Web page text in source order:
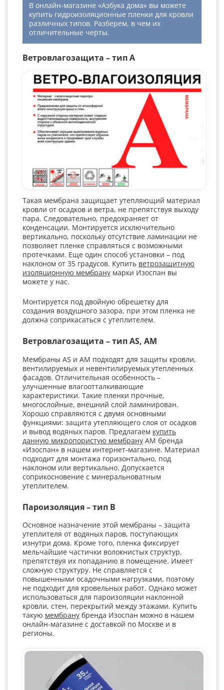
В онлайн-магазине «Азбука дома» вы можете
купить гидроизоляционные пленки для кровли
различных типов. Разберем, в чем их
отличительные черты.
Ветровлагозащита – тип A
Такая мембрана защищает утепляющий материал
кровли от осадков и ветра, не препятствуя выходу
пара. Следовательно, предохраняет от
конденсации. Монтируется исключительно
вертикально, поскольку отсутствие ламинации не
позволяет пленке справляться с возможными
протечками. Еще один способ установки – под
наклоном от 35 градусов. Купить ветрозащитную
изоляционную мембрану марки Изоспан вы
можете у нас.
Монтируется под двойную обрешетку для
создания воздушного зазора, при этом пленка не
должна соприкасаться с утеплителем.
Ветровлагозащита – тип AS, AM
Мембраны AS и AM подходят для защиты кровли,
вентилируемых и невентилируемых утепленных
фасадов. Отличительная особенность –
улучшенные влагоотталкивающие
характеристики. Такие пленки прочные,
многослойные, внешний слой ламинирован.
Хорошо справляются с двумя основными
функциями: защита утепляющего слоя от осадков
и вывод водяных паров. Предлагаем купить
данную микропористую мембрану АМ бренда
«Изоспан» в нашем интернет-магазине. Материал
подходит для монтажа горизонтально, под
наклоном или вертикально. Допускается
соприкосновение с минеральноватным
утеплителем.
Пароизоляция – тип B
Основное назначение этой мембраны – защита
утеплителя от водяных паров, поступающих
изнутри дома. Кроме того, пленка фиксирует
мельчайшие частички волокнистых структур,
препятствуя их попаданию в помещение. Имеет
сложную структуру. Не справляется с
повышенными осадочными нагрузками, поэтому
не подходит для кровельных работ. Однако может
использоваться для пароизоляции наклонной
кровли, стен, перекрытий между этажами. Купить
такую мембрану бренда Изоспан можно в нашем
онлайн-магазине с доставкой по Москве и в
регионы.